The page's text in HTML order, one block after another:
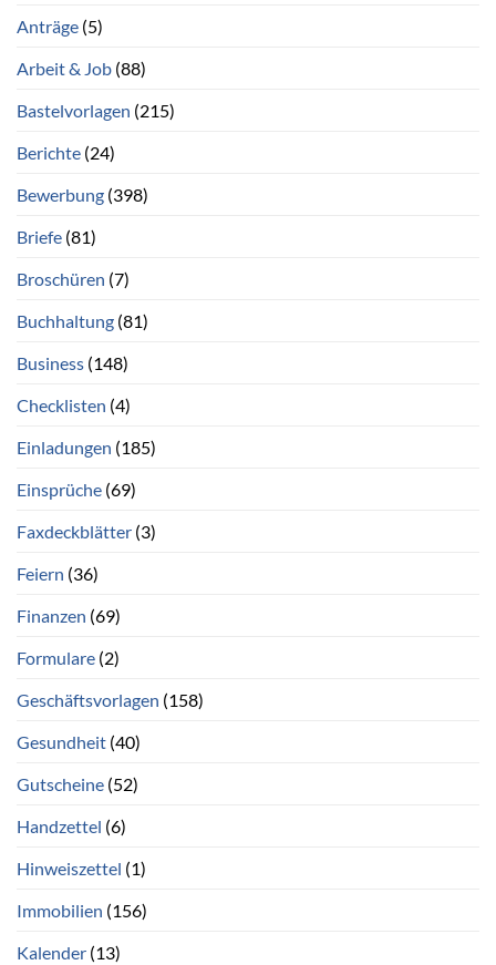
Anträge (5)
Arbeit & Job (88)
Bastelvorlagen (215)
Berichte (24)
Bewerbung (398)
Briefe (81)
Broschüren (7)
Buchhaltung (81)
Business (148)
Checklisten (4)
Einladungen (185)
Einsprüche (69)
Faxdeckblätter (3)
Feiern (36)
Finanzen (69)
Formulare (2)
Geschäftsvorlagen (158)
Gesundheit (40)
Gutscheine (52)
Handzettel (6)
Hinweiszettel (1)
Immobilien (156)
Kalender (13)